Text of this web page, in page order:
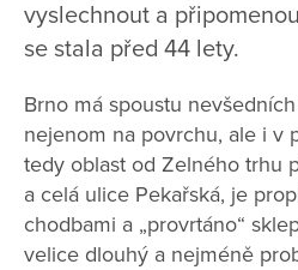
vyslechnout a
se stala před 44 lety.
Brno má spoustu
nejenom na povrchu, ale i v
tedy oblast od Zelného trhu
a celá ulice Pekařská, je
chodbami a „provrtáno“
velice dlouhý a nejméně